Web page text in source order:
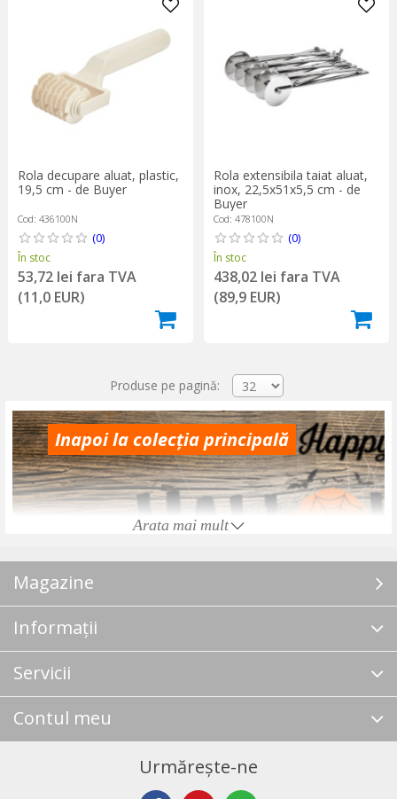
Inapoi la colecția principală
Arata mai mult
Produse pe pagină:
Rola decupare aluat, plastic,
19,5 cm - de Buyer
Cod: 436100N
(0)
În stoc
53,72 lei fara TVA
(11,0 EUR)
Rola extensibila taiat aluat,
inox, 22,5x51x5,5 cm - de
Buyer
Cod: 478100N
(0)
În stoc
438,02 lei fara TVA
(89,9 EUR)
Magazine
Informații
Servicii
Contul meu
Urmărește-ne